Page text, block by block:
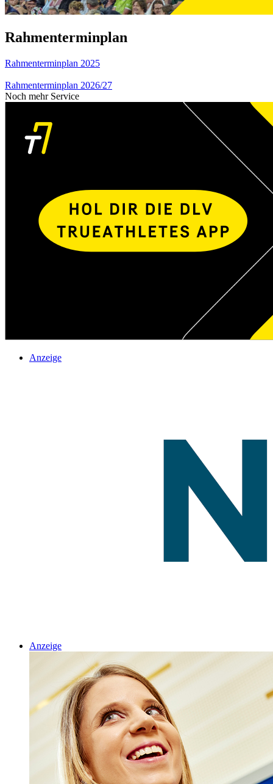
Rahmenterminplan
Rahmenterminplan 2025
Rahmenterminplan 2026/27
Noch mehr Service
Anzeige
Anzeige